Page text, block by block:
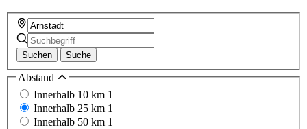
Suchen Suche
Abstand
Innerhalb 10 km 1
Innerhalb 25 km 1
Innerhalb 50 km 1